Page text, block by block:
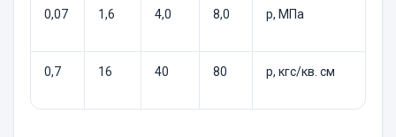
0,07 1,6 4,0 8,0 р, МПа
0,7 16 40 80 р, кгс/кв. см